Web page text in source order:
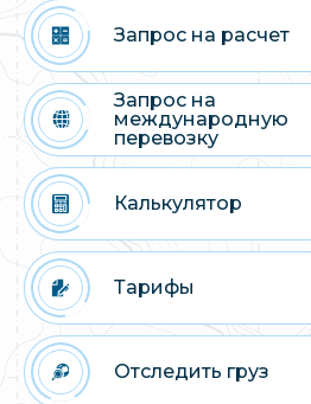
Запрос на расчет
Запрос на
международную
перевозку
Калькулятор
Тарифы
Отследить груз